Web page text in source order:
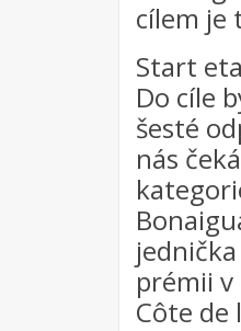
cílem je
Start
Do cíle
šesté
nás
prémii
Côte de